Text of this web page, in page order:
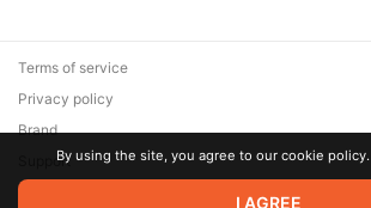
© 2026 Zaya Solutions Limited. All rights
Terms of service
Privacy policy
Brand
SupportBy using the site, you agree to our cookie policy.
I AGREE